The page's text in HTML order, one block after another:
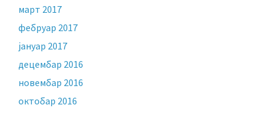
март 2017
фебруар 2017
јануар 2017
децембар 2016
новембар 2016
октобар 2016